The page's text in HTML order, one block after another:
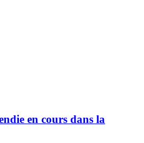
en cours dans la